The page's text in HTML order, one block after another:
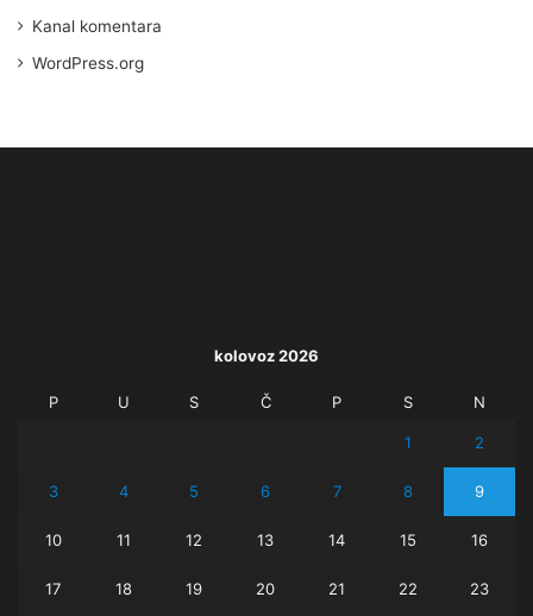
Kanal komentara
WordPress.org
kolovoz 2026
P U S Č P S N
1 2
3 4 5 6 7 8 9
10 11 12 13 14 15 16
17 18 19 20 21 22 23